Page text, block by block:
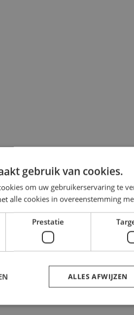
. Er zijn tegenwoordig talloze
in het
buitenlandlevert je een
je wel wat, maar heb je geen idee
knallend van start kunt laten gaan.
gebruik van cookies.
om uw gebruikerservaring te
alle cookies in overeenstemming
Prestatie
ALLES AFWIJZEN